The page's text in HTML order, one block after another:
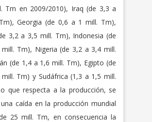
Tm en 2009/2010), Iraq (de 3,3 a
Georgia (de 0,6 a 1 mill. Tm),
3,2 a 3,5 mill. Tm), Indonesia (de
Tm), Nigeria (de 3,2 a 3,4 mill.
(de 1,4 a 1,6 mill. Tm), Egipto (de
Tm) y Sudáfrica (1,3 a 1,5 mill.
que respecta a la producción, se
caída en la producción mundial
25 mill. Tm, en consecuencia la